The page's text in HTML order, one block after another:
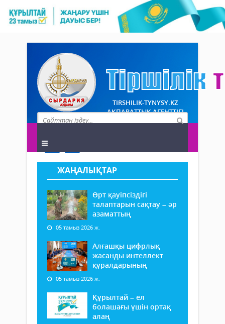
TIRSHILIK-TYNYSY.KZ
АҚПАРАТТЫҚ АГЕНТТІГІ
ЖАҢАЛЫҚТАР
Өрт қауіпсіздігі
талаптарын сақтау – әр
азаматтың
05 тамыз 2026 ж.
Алғашқы цифрлық
жасанды интеллект
құралдарының
05 тамыз 2026 ж.
Құрылтай – ел
болашағы үшін ортақ
алаң